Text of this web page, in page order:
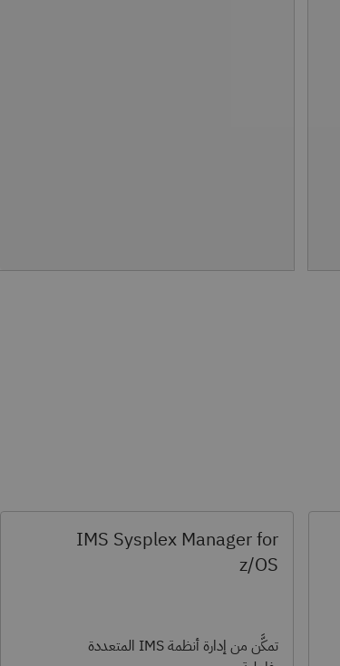
IMS Sysplex Manager for
z/OS
تمكَّن من إدارة أنظمة IMS المتعددة